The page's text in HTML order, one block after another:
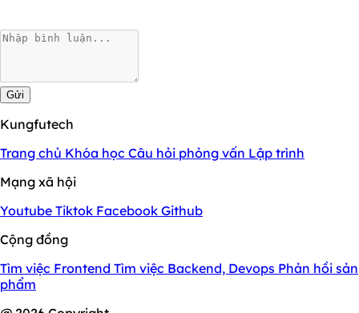
Gửi
Kungfutech
Trang chủ Khóa học Câu hỏi phỏng vấn Lập trình
Mạng xã hội
Youtube Tiktok Facebook Github
Cộng đồng
Tìm việc Frontend Tìm việc Backend, Devops Phản hồi sản
phẩm